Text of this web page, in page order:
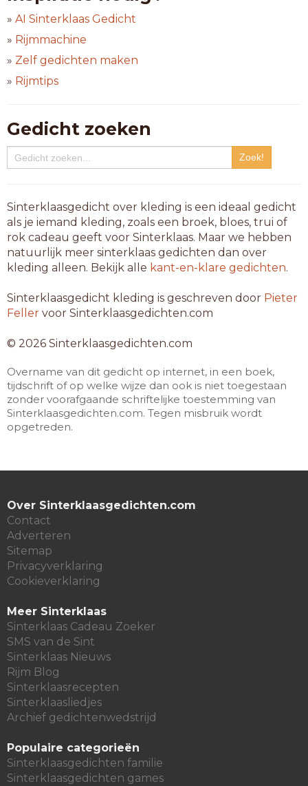
» AI Sinterklaas Gedicht
» Rijmmachine
» Zelf gedichten maken
» Rijmtips
Gedicht zoeken
Sinterklaasgedicht over kleding is een ideaal gedicht
als je iemand kleding, zoals een broek, bloes, trui of
rok cadeau geeft voor Sinterklaas. Maar we hebben
natuurlijk meer sinterklaas gedichten dan over
kleding alleen. Bekijk alle kant-en-klare gedichten.
Sinterklaasgedicht kleding is geschreven door Pieter
Feller voor Sinterklaasgedichten.com
© 2026 Sinterklaasgedichten.com
Overname van dit gedicht op internet, in een boek,
tijdschrift of op welke wijze dan ook is niet toegestaan
zonder voorafgaande schriftelijke toestemming van
Sinterklaasgedichten.com. Tegen misbruik wordt
opgetreden.
Over Sinterklaasgedichten.com
Contact
Adverteren
Sitemap
Privacyverklaring
Cookieverklaring
Meer Sinterklaas
Sinterklaas Cadeau Zoeker
SMS van de Sint
Sinterklaas Nieuws
Rijm Blog
Sinterklaasrecepten
Sinterklaasliedjes
Archief gedichtenwedstrijd
Populaire categorieën
Sinterklaasgedichten familie
Sinterklaasgedichten games